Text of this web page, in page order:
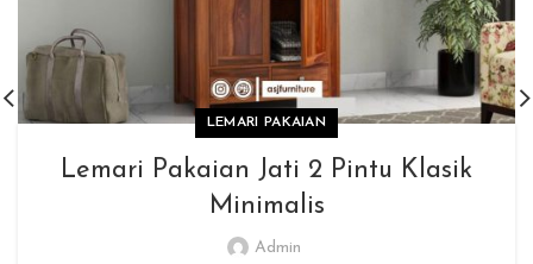
LEMARI PAKAIAN
Lemari Pakaian Jati 2 Pintu Klasik
Minimalis
Admin